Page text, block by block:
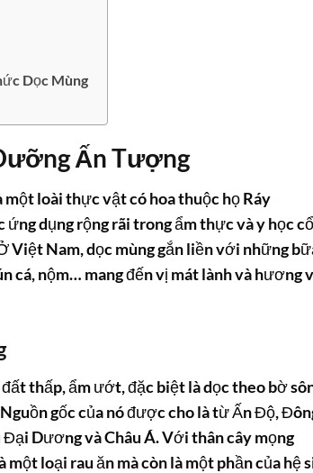
Dọc Mùng
Ấn Tượng
một loài thực vật có hoa thuộc họ Ráy
ứng dụng rộng rãi trong ẩm thực và y học cổ
Việt Nam, dọc mùng gắn liền với những
cá, nộm… mang đến vị mát lành và hương
thấp, ẩm ướt, đặc biệt là dọc theo bờ
gốc của nó được cho là từ Ấn Độ,
Đại Dương và Châu Á. Với thân cây mọng
loại rau ăn mà còn là một phần của hệ